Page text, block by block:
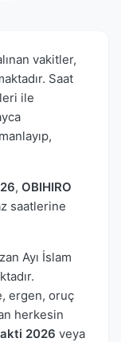
vakitler,
Saat
ile
, OBIHIRO
saatlerine
Ayı İslam
ergen, oruç
herkesin
2026 veya